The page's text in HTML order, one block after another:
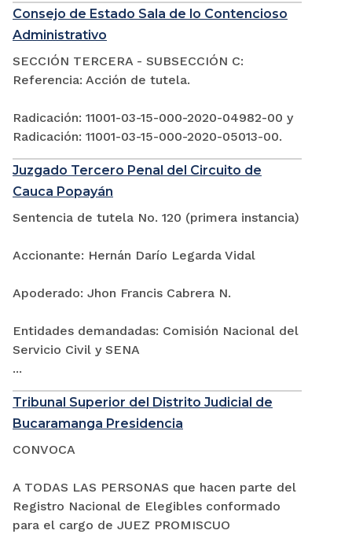
Consejo de Estado Sala de lo Contencioso
Administrativo
SECCIÓN TERCERA - SUBSECCIÓN C:
Referencia: Acción de tutela.
Radicación: 11001-03-15-000-2020-04982-00 y
Radicación: 11001-03-15-000-2020-05013-00.
Juzgado Tercero Penal del Circuito de
Cauca Popayán
Sentencia de tutela No. 120 (primera instancia)
Accionante: Hernán Darío Legarda Vidal
Apoderado: Jhon Francis Cabrera N.
Entidades demandadas: Comisión Nacional del
Servicio Civil y SENA
...
Tribunal Superior del Distrito Judicial de
Bucaramanga Presidencia
CONVOCA
A TODAS LAS PERSONAS que hacen parte del
Registro Nacional de Elegibles conformado
para el cargo de JUEZ PROMISCUO